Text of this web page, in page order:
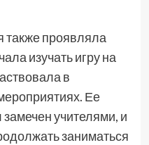
также проявляла
изучать игру на
в
Ее
учителями, и
заниматься